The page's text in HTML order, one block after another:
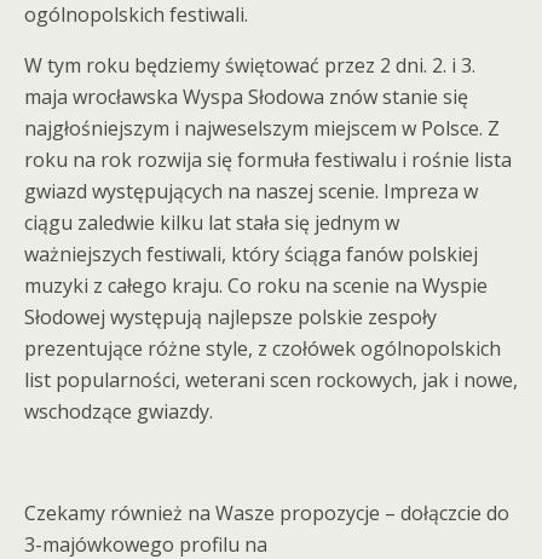
ogólnopolskich festiwali.
W tym roku będziemy świętować przez 2 dni. 2. i 3.
maja wrocławska Wyspa Słodowa znów stanie się
najgłośniejszym i najweselszym miejscem w Polsce. Z
roku na rok rozwija się formuła festiwalu i rośnie lista
gwiazd występujących na naszej scenie. Impreza w
ciągu zaledwie kilku lat stała się jednym w
ważniejszych festiwali, który ściąga fanów polskiej
muzyki z całego kraju. Co roku na scenie na Wyspie
Słodowej występują najlepsze polskie zespoły
prezentujące różne style, z czołówek ogólnopolskich
list popularności, weterani scen rockowych, jak i nowe,
wschodzące gwiazdy.
Czekamy również na Wasze propozycje – dołączcie do
3-majówkowego profilu na